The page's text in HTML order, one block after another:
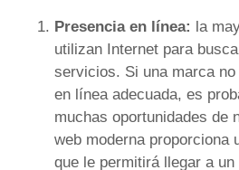
Presencia en línea: la
utilizan Internet para
servicios. Si una marca
en línea adecuada, es
muchas oportunidades de
web moderna proporciona
que le permitirá llegar a